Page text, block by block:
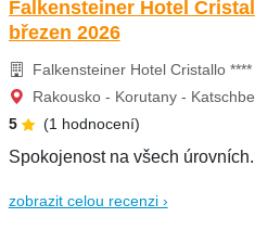
Falkensteiner Hotel
březen 2026
Falkensteiner Hotel Cristallo ****
Rakousko - Korutany -
5
(1 hodnocení)
Spokojenost na všech úrovních.
zobrazit celou recenzi ›